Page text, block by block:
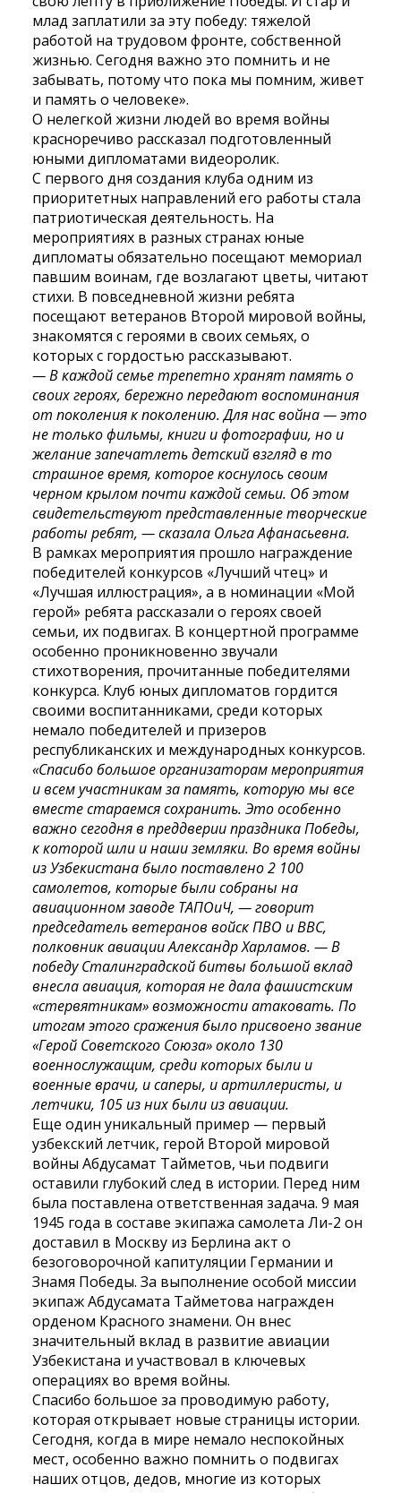
млад заплатили за эту победу: тяжелой
работой на трудовом фронте, собственной
жизнью. Сегодня важно это помнить и не
забывать, потому что пока мы помним, живет
и память о человеке».
О нелегкой жизни людей во время войны
красноречиво рассказал подготовленный
юными дипломатами видеоролик.
С первого дня создания клуба одним из
приоритетных направлений его работы стала
патриотическая деятельность. На
мероприятиях в разных странах юные
дипломаты обязательно посещают мемориал
павшим воинам, где возлагают цветы, читают
стихи. В повседневной жизни ребята
посещают ветеранов Второй мировой войны,
знакомятся с героями в своих семьях, о
которых с гордостью рассказывают.
— В каждой семье трепетно хранят память о
своих героях, бережно передают воспоминания
от поколения к поколению. Для нас война — это
не только фильмы, книги и фотографии, но и
желание запечатлеть детский взгляд в то
страшное время, которое коснулось своим
черном крылом почти каждой семьи. Об этом
свидетельствуют представленные творческие
работы ребят, — сказала Ольга Афанасьевна.
В рамках мероприятия прошло награждение
победителей конкурсов «Лучший чтец» и
«Лучшая иллюстрация», а в номинации «Мой
герой» ребята рассказали о героях своей
семьи, их подвигах. В концертной программе
особенно проникновенно звучали
стихотворения, прочитанные победителями
конкурса. Клуб юных дипломатов гордится
своими воспитанниками, среди которых
немало победителей и призеров
республиканских и международных конкурсов.
«Спасибо большое организаторам мероприятия
и всем участникам за память, которую мы все
вместе стараемся сохранить. Это особенно
важно сегодня в преддверии праздника Победы,
к которой шли и наши земляки. Во время войны
из Узбекистана было поставлено 2 100
самолетов, которые были собраны на
авиационном заводе ТАПОиЧ, — говорит
председатель ветеранов войск ПВО и ВВС,
полковник авиации Александр Харламов. — В
победу Сталинградской битвы большой вклад
внесла авиация, которая не дала фашистским
«стервятникам» возможности атаковать. По
итогам этого сражения было присвоено звание
«Герой Советского Союза» около 130
военнослужащим, среди которых были и
военные врачи, и саперы, и артиллеристы, и
летчики, 105 из них были из авиации.
Еще один уникальный пример — первый
узбекский летчик, герой Второй мировой
войны Абдусамат Тайметов, чьи подвиги
оставили глубокий след в истории. Перед ним
была поставлена ответственная задача. 9 мая
1945 года в составе экипажа самолета Ли-2 он
доставил в Москву из Берлина акт о
безоговорочной капитуляции Германии и
Знамя Победы. За выполнение особой миссии
экипаж Абдусамата Тайметова награжден
орденом Красного знамени. Он внес
значительный вклад в развитие авиации
Узбекистана и участвовал в ключевых
операциях во время войны.
Спасибо большое за проводимую работу,
которая открывает новые страницы истории.
Сегодня, когда в мире немало неспокойных
мест, особенно важно помнить о подвигах
наших отцов, дедов, многие из которых